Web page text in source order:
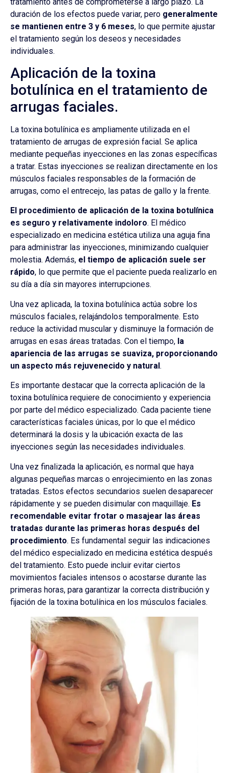
duración de los efectos puede variar, pero generalmente
se mantienen entre 3 y 6 meses, lo que permite ajustar
el tratamiento según los deseos y necesidades
individuales.
Aplicación de la toxina
botulínica en el tratamiento de
arrugas faciales.
La toxina botulínica es ampliamente utilizada en el
tratamiento de arrugas de expresión facial. Se aplica
mediante pequeñas inyecciones en las zonas específicas
a tratar. Estas inyecciones se realizan directamente en los
músculos faciales responsables de la formación de
arrugas, como el entrecejo, las patas de gallo y la frente.
El procedimiento de aplicación de la toxina botulínica
es seguro y relativamente indoloro. El médico
especializado en medicina estética utiliza una aguja fina
para administrar las inyecciones, minimizando cualquier
molestia. Además, el tiempo de aplicación suele ser
rápido, lo que permite que el paciente pueda realizarlo en
su día a día sin mayores interrupciones.
Una vez aplicada, la toxina botulínica actúa sobre los
músculos faciales, relajándolos temporalmente. Esto
reduce la actividad muscular y disminuye la formación de
arrugas en esas áreas tratadas. Con el tiempo, la
apariencia de las arrugas se suaviza, proporcionando
un aspecto más rejuvenecido y natural.
Es importante destacar que la correcta aplicación de la
toxina botulínica requiere de conocimiento y experiencia
por parte del médico especializado. Cada paciente tiene
características faciales únicas, por lo que el médico
determinará la dosis y la ubicación exacta de las
inyecciones según las necesidades individuales.
Una vez finalizada la aplicación, es normal que haya
algunas pequeñas marcas o enrojecimiento en las zonas
tratadas. Estos efectos secundarios suelen desaparecer
rápidamente y se pueden disimular con maquillaje. Es
recomendable evitar frotar o masajear las áreas
tratadas durante las primeras horas después del
procedimiento. Es fundamental seguir las indicaciones
del médico especializado en medicina estética después
del tratamiento. Esto puede incluir evitar ciertos
movimientos faciales intensos o acostarse durante las
primeras horas, para garantizar la correcta distribución y
fijación de la toxina botulínica en los músculos faciales.